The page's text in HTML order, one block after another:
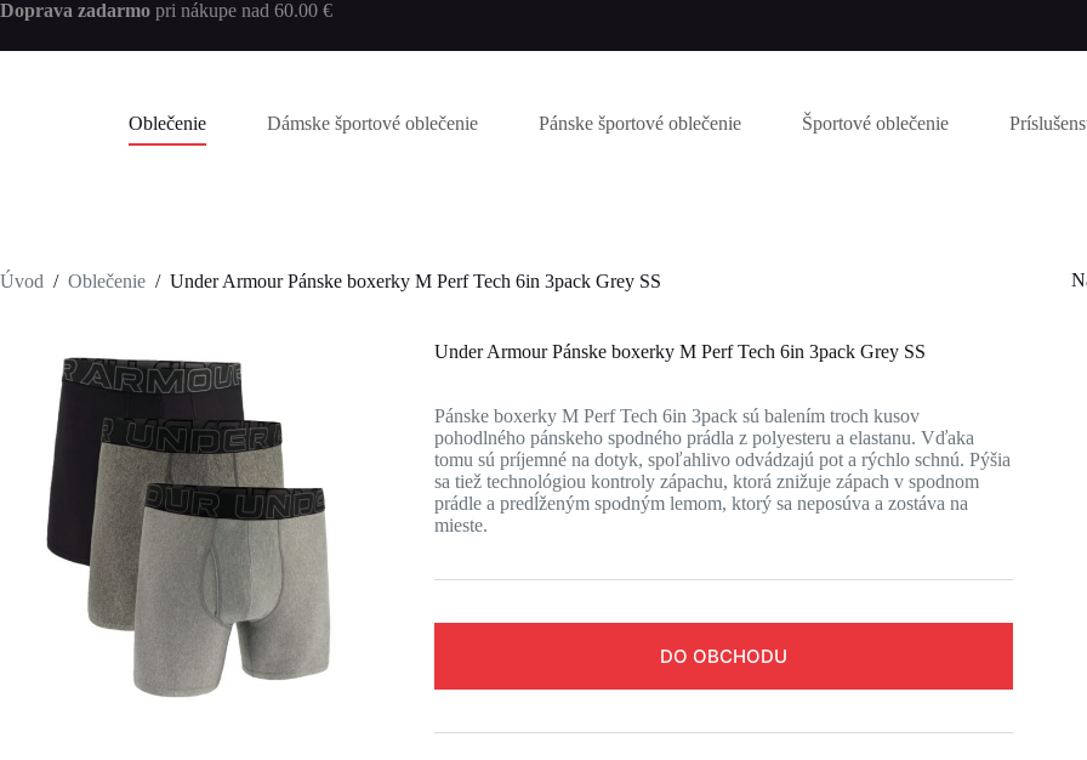
Skip
content
Doprava zadarmo pri nákupe nad 60.00 €
Oblečenie Dámske športové oblečenie Pánske športové oblečenie Športové oblečenie
Úvod / Oblečenie / Under Armour Pánske boxerky M Perf Tech 6in 3pack Grey SS
Under Armour Pánske boxerky M Perf Tech 6in 3pack Grey SS
Pánske boxerky M Perf Tech 6in 3pack sú balením troch kusov
pohodlného pánskeho spodného prádla z polyesteru a elastanu. Vďaka
tomu sú príjemné na dotyk, spoľahlivo odvádzajú pot a rýchlo schnú. Pýšia
sa tiež technológiou kontroly zápachu, ktorá znižuje zápach v spodnom
prádle a predĺženým spodným lemom, ktorý sa neposúva a zostáva na
mieste.
DO OBCHODU